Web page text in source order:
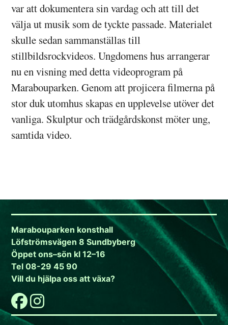
var att dokumentera sin vardag och att till det
välja ut musik som de tyckte passade. Materialet
skulle sedan sammanställas till
stillbildsrockvideos. Ungdomens hus arrangerar
nu en visning med detta videoprogram på
Marabouparken. Genom att projicera filmerna på
stor duk utomhus skapas en upplevelse utöver det
vanliga. Skulptur och trädgårdskonst möter ung,
samtida video.
Marabouparken konsthall
Löfströmsvägen 8 Sundbyberg
Öppet ons–sön kl 12–16
Tel 08-29 45 90
Vill du hjälpa oss att växa?